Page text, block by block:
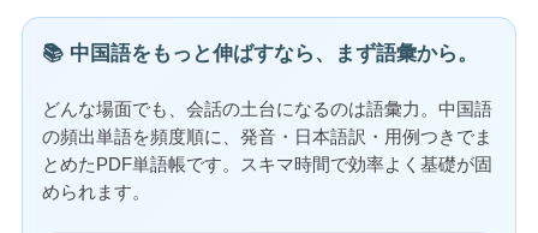
📚 中国語をもっと伸ばすなら、まず語彙から。
どんな場面でも、会話の土台になるのは語彙力。中国語
の頻出単語を頻度順に、発音・日本語訳・用例つきでま
とめたPDF単語帳です。スキマ時間で効率よく基礎が固
められます。